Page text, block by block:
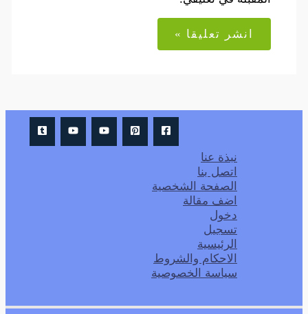
نبذة عنا
اتصل بنا
الصفحة الشخصية
اضف مقالة
دخول
تسجيل
الرئيسية
الاحكام والشروط
سياسة الخصوصية